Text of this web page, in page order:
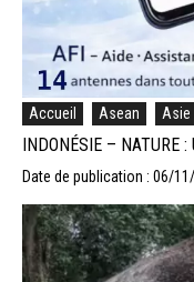
Accueil Asean Asie
INDONÉSIE – NATURE
Date de publication : 06/